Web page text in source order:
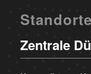
Standorte
Zentrale